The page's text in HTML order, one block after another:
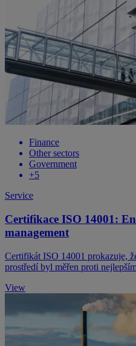
Finance
Other sectors
Government
+5
Service
Certifikace ISO 14001:
management
​Certifikát ISO 14001 prokazuje,
prostředí byl měřen proti
View